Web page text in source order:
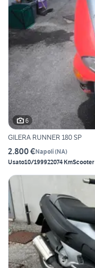
6
GILERA RUNNER 180 SP
2.800 €Napoli(NA)
Usato10/199922074 KmScooter